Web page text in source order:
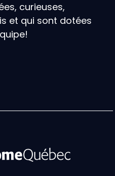
curieuses,
et qui sont dotées